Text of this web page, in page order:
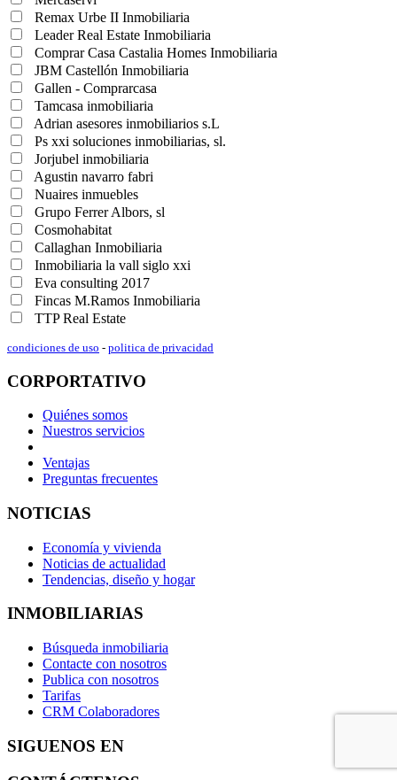
Remax Urbe II Inmobiliaria
Leader Real Estate Inmobiliaria
Comprar Casa Castalia Homes Inmobiliaria
JBM Castellón Inmobiliaria
Gallen - Comprarcasa
Tamcasa inmobiliaria
Adrian asesores inmobiliarios s.L
Ps xxi soluciones inmobiliarias, sl.
Jorjubel inmobiliaria
Agustin navarro fabri
Nuaires inmuebles
Grupo Ferrer Albors, sl
Cosmohabitat
Callaghan Inmobiliaria
Inmobiliaria la vall siglo xxi
Eva consulting 2017
Fincas M.Ramos Inmobiliaria
TTP Real Estate
condiciones de uso - politica de privacidad
CORPORTATIVO
Quiénes somos
Nuestros servicios
Ventajas
Preguntas frecuentes
NOTICIAS
Economía y vivienda
Noticias de actualidad
Tendencias, diseño y hogar
INMOBILIARIAS
Búsqueda inmobiliaria
Contacte con nosotros
Publica con nosotros
Tarifas
CRM Colaboradores
SIGUENOS EN